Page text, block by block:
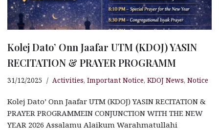
Kolej Dato’ Onn Jaafar UTM (KDOJ) YASIN
RECITATION & PRAYER PROGRAMM
31/12/2025 Activities, Important Notice, KDOJ News, Notice
Kolej Dato’ Onn Jaafar UTM (KDOJ) YASIN RECITATION &
PRAYER PROGRAMMEIN CONJUNCTION WITH THE NEW
YEAR 2026 Assalamu Alaikum Warahmatullahi